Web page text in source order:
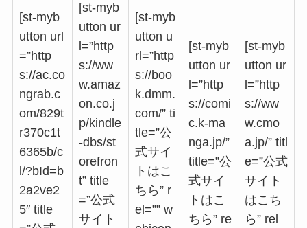
[st-myb
utton url
=”http
s://ac.co
ngrab.c
om/829t
r370c1t
6365b/c
l/?bId=b
2a2ve2
5″ title
[st-myb
utton ur
l=”http
s://ww
w.amaz
on.co.j
p/kindle
-dbs/st
orefron
t” title
=”公式
サイト
[st-myb
utton u
rl=”http
s://boo
k.dmm.
com/” ti
tle=”公
式サイ
トはこ
ちら” r
el=”” w
[st-myb
utton ur
l=”http
s://comi
c.k-ma
nga.jp/”
title=”公
式サイ
トはこ
ちら” re
[st-myb
utton ur
l=”http
s://ww
w.cmo
a.jp/” titl
e=”公式
サイト
はこち
ら” rel